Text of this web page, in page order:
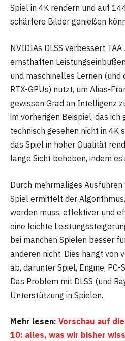
Spiel in 4K rendern und auf
schärfere Bilder genießen
NVIDIAs DLSS verbessert TAA
ernsthaften
und maschinelles Lernen
RTX-GPUs) nutzt, um Alias-
gewissen Grad an Intelligenz
im vorherigen Beispiel, das
technisch gesehen nicht in 4K
das Spiel in hoher Qualität
lange Sicht beheben, indem
Durch mehrmaliges Ausführen
Spiel ermittelt der
werden muss, effektiver und
eine leichte
bei manchen Spielen besser
anderen nicht. Dies hängt von
ab, darunter Spiel, Engine,
Das Problem mit DLSS (und
Unterstützung in Spielen.
Mehr lesen: Vorschau auf
10: alles, was wir bisher